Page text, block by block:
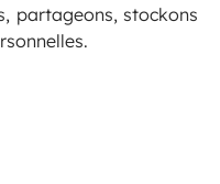
partageons, stockons